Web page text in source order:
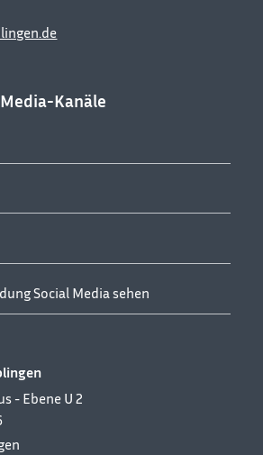
Kanäle
Social Media sehen
- Ebene U 2